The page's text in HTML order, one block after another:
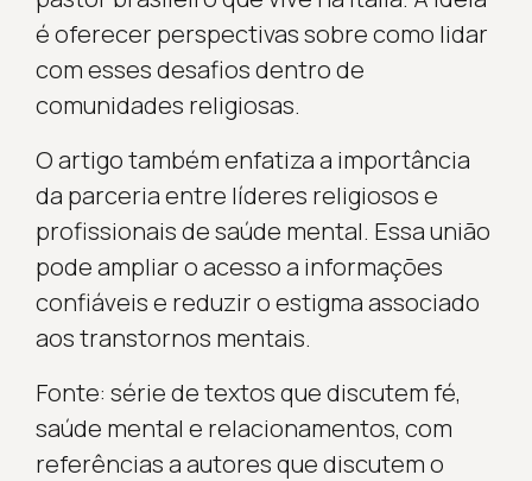
é oferecer perspectivas sobre como lidar
com esses desafios dentro de
comunidades religiosas.
O artigo também enfatiza a importância
da parceria entre líderes religiosos e
profissionais de saúde mental. Essa união
pode ampliar o acesso a informações
confiáveis e reduzir o estigma associado
aos transtornos mentais.
Fonte: série de textos que discutem fé,
saúde mental e relacionamentos, com
referências a autores que discutem o